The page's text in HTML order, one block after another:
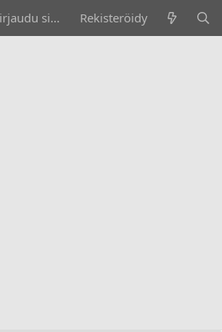
Kirjaudu sisään Rekisteröidy